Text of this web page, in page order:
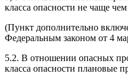
класса опасности не чаще
(Пункт дополнительно
Федеральным законом от 4
5.2. В отношении опасных
класса опасности плановые